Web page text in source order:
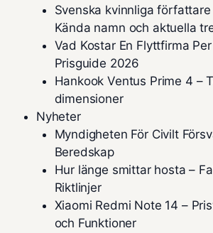
Svenska kvinnliga
Kända namn och aktuella
Vad Kostar En Flyttfirma
Prisguide 2026
Hankook Ventus Prime 4 –
dimensioner
Nyheter
Myndigheten För Civilt
Beredskap
Hur länge smittar hosta –
Riktlinjer
Xiaomi Redmi Note 14 –
och Funktioner